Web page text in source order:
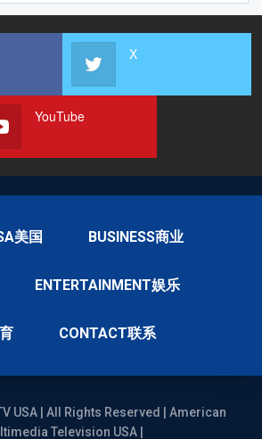
X
YouTube
美国 BUSINESS商业
ENTERTAINMENT娱乐
CONTACT联系
USA | All Rights Reserved | American
Television USA |